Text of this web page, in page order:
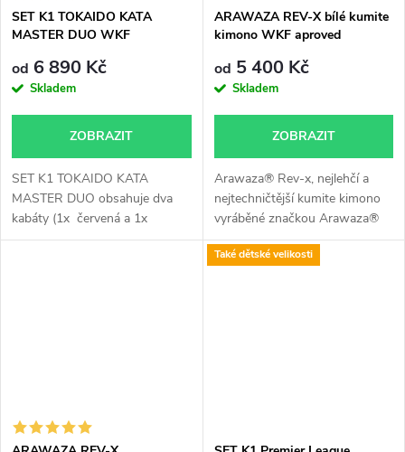
SET K1 TOKAIDO KATA
MASTER DUO WKF
od 6 890 Kč
Skladem
ZOBRAZIT
SET K1 TOKAIDO KATA
MASTER DUO obsahuje dva
kabáty (1x červená a 1x
modrá...
ARAWAZA REV-X bílé kumite
kimono WKF aproved
od 5 400 Kč
Skladem
ZOBRAZIT
Arawaza® Rev-x, nejlehčí a
nejtechničtější kumite kimono
vyráběné značkou Arawaza®
v...
Také dětské velikosti